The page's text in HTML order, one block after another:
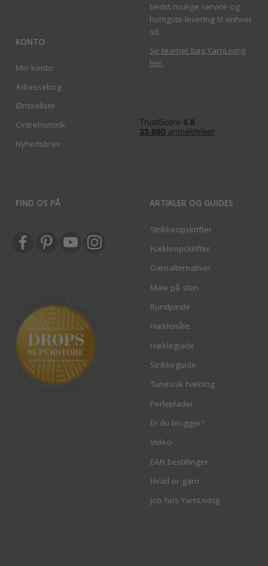
KONTO
Min konto
Adressebog
Ønskeliste
Ordrehistorik
Nyhedsbrev
bedst mulige service og
hurtigste levering til enhver
tid.
Se teamet bag YarnLiving
her.
FIND OS PÅ ARTIKLER OG GUIDES
Strikkeopskrifter
Hækleopskrifter
Garnalternativer
Male på sten
Rundpinde
Hæklenåle
Hækleguide
Strikkeguide
Tunesisk hækling
Perleplader
Er du blogger?
Video
EAN bestillinger
Hvad er garn
Job hos YarnLiving